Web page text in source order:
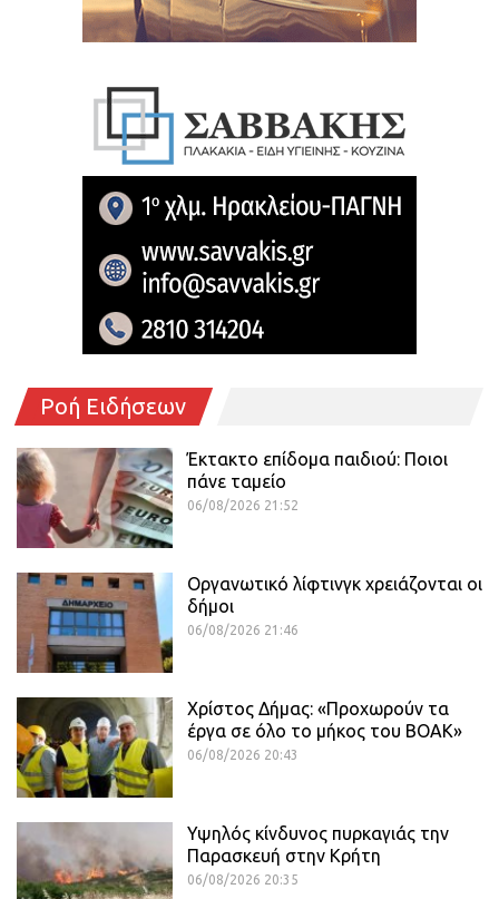
Ροή Ειδήσεων
Έκτακτο επίδομα παιδιού: Ποιοι
πάνε ταμείο
06/08/2026 21:52
Οργανωτικό λίφτινγκ χρειάζονται οι
δήμοι
06/08/2026 21:46
Χρίστος Δήμας: «Προχωρούν τα
έργα σε όλο το μήκος του ΒΟΑΚ»
06/08/2026 20:43
Υψηλός κίνδυνος πυρκαγιάς την
Παρασκευή στην Κρήτη
06/08/2026 20:35